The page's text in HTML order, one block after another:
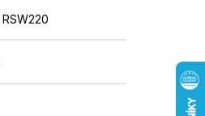
RSW220